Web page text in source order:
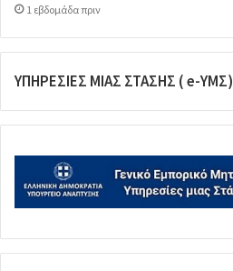
1 εβδομάδα πριν
ΥΠΗΡΕΣΙΕΣ ΜΙΑΣ ΣΤΑΣΗΣ ( e-ΥΜΣ)